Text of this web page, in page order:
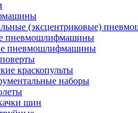
(эксцентриковые)
пневмошлифмашины
пневмошлифмашины
краскопульты
наборы
шин